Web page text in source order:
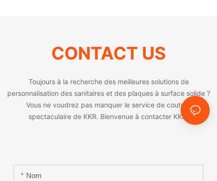
CONTACT US
Toujours à la recherche des meilleures solutions de
personnalisation des sanitaires et des plaques à surface solide ?
Vous ne voudrez pas manquer le service de couture
spectaculaire de KKR. Bienvenue à contacter KKR.
Nom